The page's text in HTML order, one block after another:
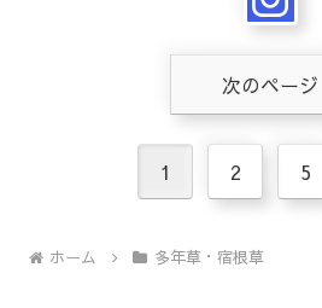
次のページ
1 2 5
ホーム 多年草・宿根草